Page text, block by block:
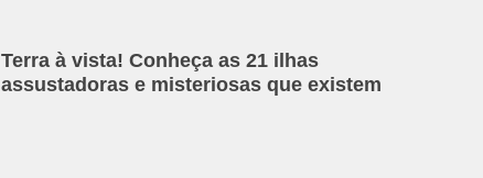
Terra à vista! Conheça as 21 ilhas
assustadoras e misteriosas que existem